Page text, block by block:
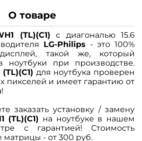
О товаре
(TL)(C1) с диагональю 15.6
LG-Philips - это 100%
такой же, который
ноутбуки при производстве.
(TL)(C1) для ноутбука проверен
пикселей и имеет гарантию от
заказать установку / замену
(TL)(C1) на ноутбуке в нашем
с гарантией! Стоимость
матрицы - от 300 руб.